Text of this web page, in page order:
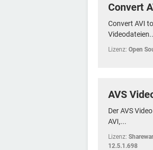
Convert
Convert AVI
Lizenz: Open
AVS
Der AVS
AVI,...
Lizenz:
12.5.1.698